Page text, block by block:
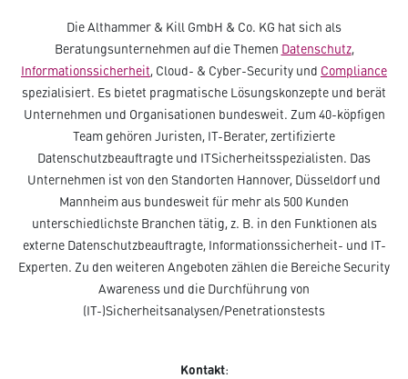
Die Althammer & Kill GmbH & Co. KG hat sich als
Beratungsunternehmen auf die Themen Datenschutz,
Informationssicherheit, Cloud- & Cyber-Security und Compliance
spezialisiert. Es bietet pragmatische Lösungskonzepte und berät
Unternehmen und Organisationen bundesweit. Zum 40-köpfigen
Team gehören Juristen, IT-Berater, zertifizierte
Datenschutzbeauftragte und ITSicherheitsspezialisten. Das
Unternehmen ist von den Standorten Hannover, Düsseldorf und
Mannheim aus bundesweit für mehr als 500 Kunden
unterschiedlichste Branchen tätig, z. B. in den Funktionen als
externe Datenschutzbeauftragte, Informationssicherheit- und IT-
Experten. Zu den weiteren Angeboten zählen die Bereiche Security
Awareness und die Durchführung von
(IT-)Sicherheitsanalysen/Penetrationstests
Kontakt: